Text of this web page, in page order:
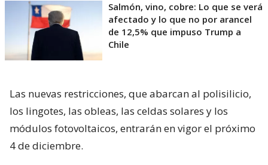
Salmón, vino, cobre: Lo que se verá
afectado y lo que no por arancel
de 12,5% que impuso Trump a
Chile
Las nuevas restricciones, que abarcan al polisilicio,
los lingotes, las obleas, las celdas solares y los
módulos fotovoltaicos, entrarán en vigor el próximo
4 de diciembre.